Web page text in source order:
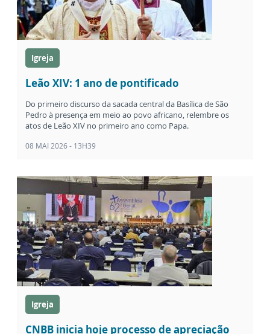
Igreja
Leão XIV: 1 ano de pontificado
Do primeiro discurso da sacada central da Basílica de São
Pedro à presença em meio ao povo africano, relembre os
atos de Leão XIV no primeiro ano como Papa.
08 MAI 2026 - 13H39
Igreja
CNBB inicia hoje processo de apreciação